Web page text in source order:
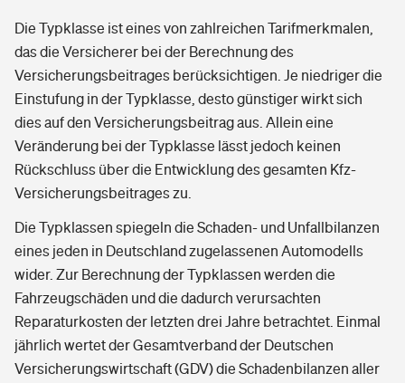
Die Typklasse ist eines von zahlreichen Tarifmerkmalen,
das die Versicherer bei der Berechnung des
Versicherungsbeitrages berücksichtigen. Je niedriger die
Einstufung in der Typklasse, desto günstiger wirkt sich
dies auf den Versicherungsbeitrag aus. Allein eine
Veränderung bei der Typklasse lässt jedoch keinen
Rückschluss über die Entwicklung des gesamten Kfz-
Versicherungsbeitrages zu.
Die Typklassen spiegeln die Schaden- und Unfallbilanzen
eines jeden in Deutschland zugelassenen Automodells
wider. Zur Berechnung der Typklassen werden die
Fahrzeugschäden und die dadurch verursachten
Reparaturkosten der letzten drei Jahre betrachtet. Einmal
jährlich wertet der Gesamtverband der Deutschen
Versicherungswirtschaft (GDV) die Schadenbilanzen aller